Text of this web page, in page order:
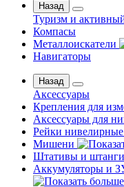
Назад
Туризм и
Компасы
Металлоискатели
Навигаторы
Назад
Аксессуары
Крепления для
Аксессуары для
Рейки нивелирные
Мишени
Штативы и штанги
Аккумуляторы и